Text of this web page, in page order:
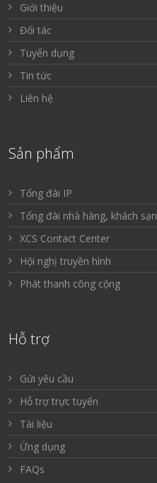
Giới thiệu
Đối tác
Tuyển dụng
Tin tức
Liên hệ
Sản phẩm
Tổng đài IP
Tổng đài nhà hàng, khách sạn
XCS Contact Center
Hội nghị truyền hình
Phát thanh công cộng
Hỗ trợ
Gửi yêu cầu
Hỗ trợ trực tuyến
Tài liệu
Ứng dụng
FAQs